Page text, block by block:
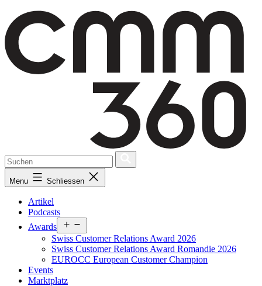
content
Menu Schliessen
Artikel
Podcasts
Awards
menu
Swiss Customer Relations Award 2026
Swiss Customer Relations Award Romandie 2026
EUROCC European Customer Champion
Events
Marktplatz